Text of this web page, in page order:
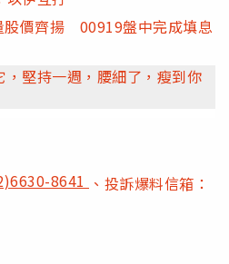
股價齊揚 00919盤中完成填息
堅持一週，腰細了，瘦到你
8641 、投訴爆料信箱：